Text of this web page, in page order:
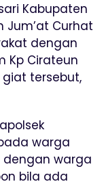
Kabupaten
Curhat
dengan
Kp Cirateun
giat tersebut,
warga
dengan warga
bila ada